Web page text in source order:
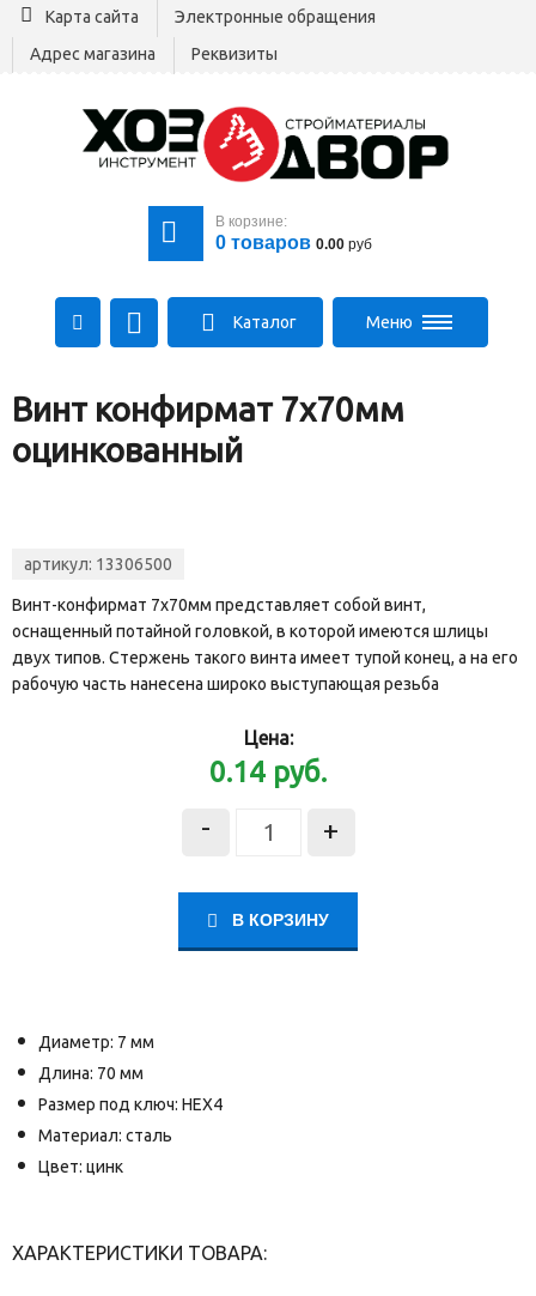
Карта сайта
Электронные обращения
Адрес магазина
Реквизиты
В корзине:
0 товаров 0.00 руб
+375 29 564-00-00
Log@hozdvor.by
Каталог Меню
Винт конфирмат 7х70мм
оцинкованный
артикул: 13306500
Винт-конфирмат 7х70мм представляет собой винт,
оснащенный потайной головкой, в которой имеются шлицы
двух типов. Стержень такого винта имеет тупой конец, а на его
рабочую часть нанесена широко выступающая резьба
Цена:
0.14 руб.
- +
В КОРЗИНУ
Диаметр: 7 мм
Длина: 70 мм
Размер под ключ: HEX4
Материал: сталь
Цвет: цинк
ХАРАКТЕРИСТИКИ ТОВАРА: